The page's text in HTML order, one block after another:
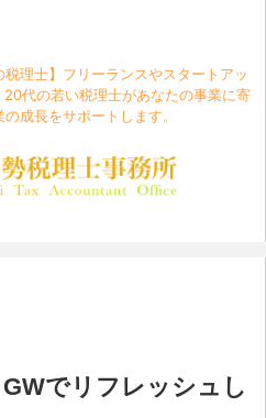
税理士】フリーランスやスタートアッ
代の若い税理士があなたの事業に寄
成長をサポートします。
GWでリフレッシュし